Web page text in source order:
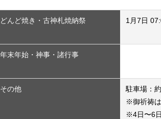
どんど焼き・古神札焼納祭 1月7日
年末年始・神事・諸行事
その他
駐車場：
※御祈祷は
※4日〜6